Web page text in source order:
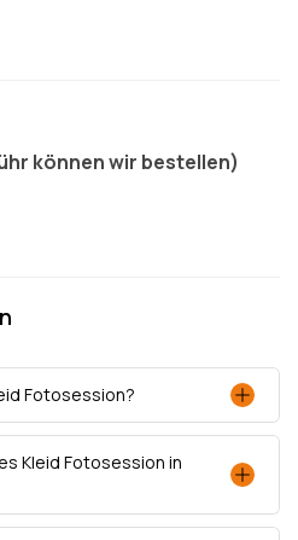
können wir bestellen)
Fotosession?
Kleid Fotosession in